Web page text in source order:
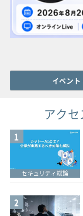
イベン
アク
1
セキュリティ総論
2